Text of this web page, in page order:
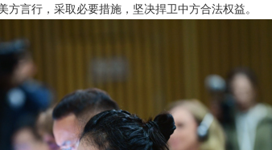
言行，采取必要措施，坚决捍卫中方合法权益。